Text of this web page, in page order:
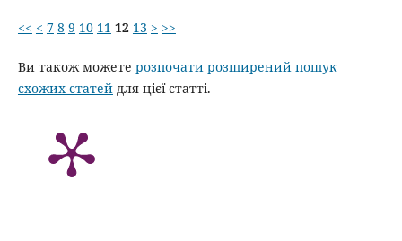
<< < 7 8 9 10 11 12 13 > >>
Ви також можете розпочати розширений пошук
схожих статейдля цієї статті.